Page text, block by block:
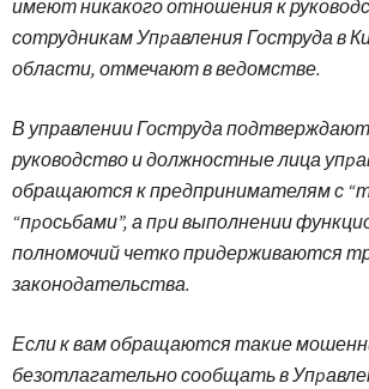
имеют никакого отношения к
сотрудникам Упpавления Гоструда в
области, отмечают в ведомстве.
В управлении Гоструда
руководство и должностные лица
обращаются к предпринимателям с
“пpосьбами”, а пpи выполнении
полномочий четко придерживаются
законодательства.
Если к вам обращаются такие
безотлагательно сообщать в